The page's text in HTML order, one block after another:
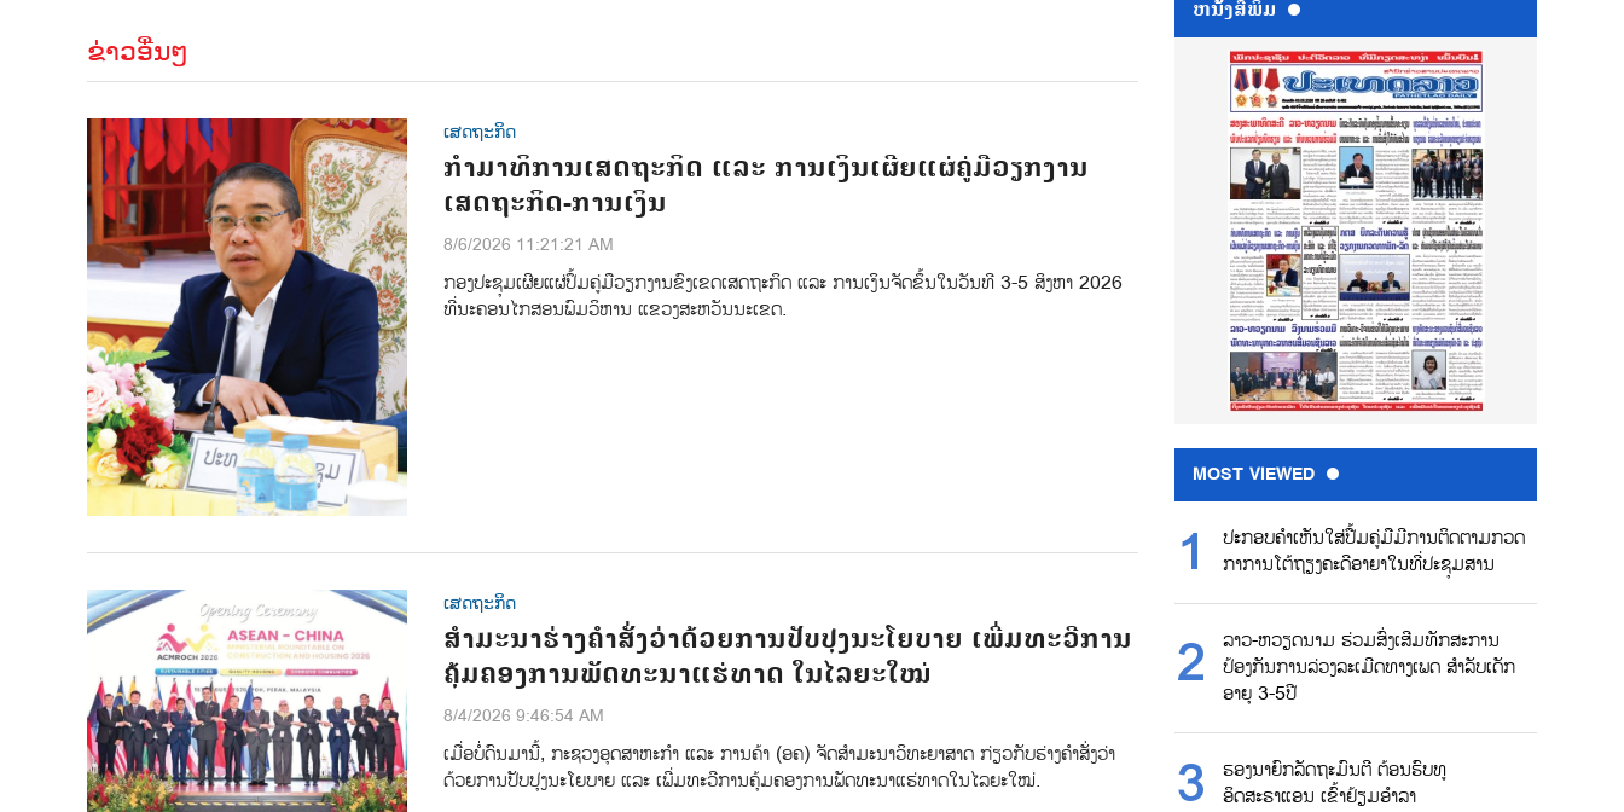
ຂ່າວອື່ນໆ
ເສດຖະກິດ
ກຳມາທິການເສດຖະກິດ ແລະ ການເງິນເຜີຍແຜ່ຄູ່ມືວຽກງານ
ເສດຖະກິດ-ການເງິນ
8/6/2026 11:21:21 AM
ກອງປະຊຸມເຜີຍແຜ່ປຶ້ມຄູ່ມືວຽກງານຂົງເຂດເສດຖະກິດ ແລະ ການເງິນຈັດຂຶ້ນໃນວັນທີ 3-5 ສິງຫາ 2026
ທີ່ນະຄອນໄກສອນພົມວິຫານ ແຂວງສະຫວັນນະເຂດ.
ເສດຖະກິດ
ສຳມະນາຮ່າງຄຳສັ່ງວ່າດ້ວຍການປັບປຸງນະໂຍບາຍ ເພີ່ມທະວີການ
ຄຸ້ມຄອງການພັດທະນາແຮ່ທາດ ໃນໄລຍະໃໝ່
8/4/2026 9:46:54 AM
ເມື່ອບໍ່ດົນມານີ້, ກະຊວງອຸດສາຫະກຳ ແລະ ການຄ້າ (ອຄ) ຈັດສໍາມະນາວິທະຍາສາດ ກ່ຽວກັບຮ່າງຄໍາສັ່ງວ່າ
ດ້ວຍການປັບປຸງນະໂຍບາຍ ແລະ ເພີ່ມທະວີການຄຸ້ມຄອງການພັດທະນາແຮ່ທາດໃນໄລຍະໃໝ່.
ຫນ້ັງສືພິມ
MOST VIEWED
ປະກອບຄຳເຫັນໃສ່ປື້ມຄູ່ມືມີການຕິດຕາມກວດ
ກາການໂຕ້ຖຽງຄະດີອາຍາໃນທີ່ປະຊຸມສານ
ລາວ-ຫວຽດນາມ ຮ່ວມສົ່ງເສີມທັກສະການ
ປ້ອງກັນການລ່ວງລະເມີດທາງເພດ ສຳລັບເດັກ
ອາຍຸ 3-5ປີ
ຮອງນາຍົກລັດຖະມົນຕີ ຕ້ອນຮົບທູ
ອິດສະຣາແອນ ເຂົ້າຢ້ຽມອຳລາ